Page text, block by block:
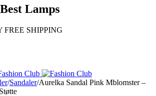
Lamps
FREE SHIPPING
/Sandaler/Aurelka Sandal Pink Mblomster –